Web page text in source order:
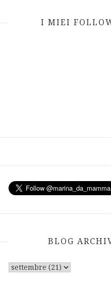
I MIEI
BLOG